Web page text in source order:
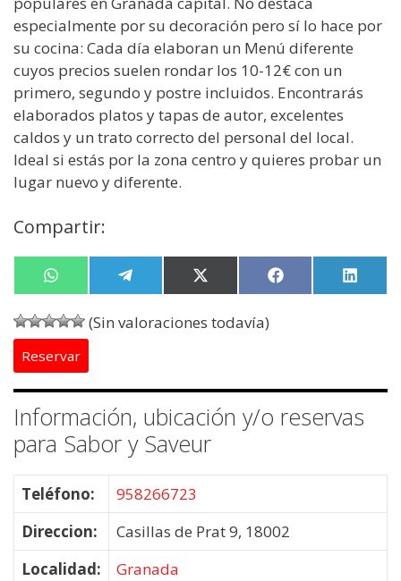
especialmente por su decoración pero sí lo hace por
su cocina: Cada día elaboran un Menú diferente
cuyos precios suelen rondar los 10-12€ con un
primero, segundo y postre incluidos. Encontrarás
elaborados platos y tapas de autor, excelentes
caldos y un trato correcto del personal del local.
Ideal si estás por la zona centro y quieres probar un
lugar nuevo y diferente.
Compartir:
Compartir
en
W
h
a
t
s
A
p
p
Compartir
en
e
l
e
m
Compartir
en
X
(
w
e
)
Compartir
en
F
a
k
en
L
i
n
(Sin valoraciones todavía)
Reservar
Información, ubicación y/o reservas
para Sabor y Saveur
Teléfono:
958266723
Direccion:
Casillas de Prat 9, 18002
Localidad:
Granada